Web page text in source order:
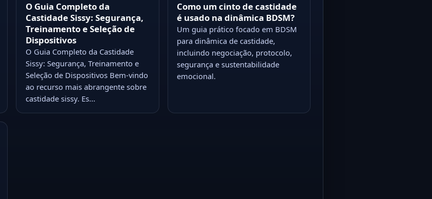
O Guia Completo da
Castidade Sissy: Segurança,
Treinamento e Seleção de
Dispositivos
O Guia Completo da Castidade
Sissy: Segurança, Treinamento e
Seleção de Dispositivos Bem-vindo
ao recurso mais abrangente sobre
castidade sissy. Es...
Como um cinto de castidade
é usado na dinâmica BDSM?
Um guia prático focado em BDSM
para dinâmica de castidade,
incluindo negociação, protocolo,
segurança e sustentabilidade
emocional.